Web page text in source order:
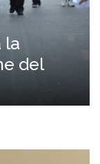
la
del